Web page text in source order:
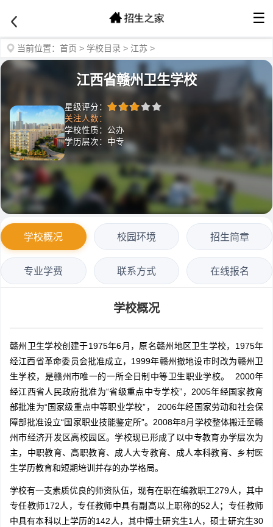
☰
当前位置： 首页 > 学校目录 > 江苏 >
江西省赣州卫生学校
星级评分：
关注人数：
学校性质：公办
学历层次：中专
学校概况 校园环境 招生简章
专业学费 联系方式 在线报名
学校概况
赣州卫生学校创建于1975年6月，原名赣州地区卫生学校，1975年
经江西省革命委员会批准成立，1999年赣州撤地设市时改为赣州卫
生学校，是赣州市唯一的一所全日制中等卫生职业学校。 2000年
经江西省人民政府批准为“省级重点中专学校”，2005年经国家教育
部批准为“国家级重点中等职业学校”， 2006年经国家劳动和社会保
障部批准设立“国家职业技能鉴定所”。2008年8月学校整体搬迁至赣
州市经济开发区高校园区。学校现已形成了以中专教育办学层次为
主，中职教育、高职教育、成人大专教育、成人本科教育、乡村医
生学历教育和短期培训并存的办学格局。
学校有一支素质优良的师资队伍，现有在职在编教职工279人，其中
专任教师172人，专任教师中具有副高以上职称的52人；专任教师
中具有本科以上学历的142人，其中博士研究生1人，硕士研究生30